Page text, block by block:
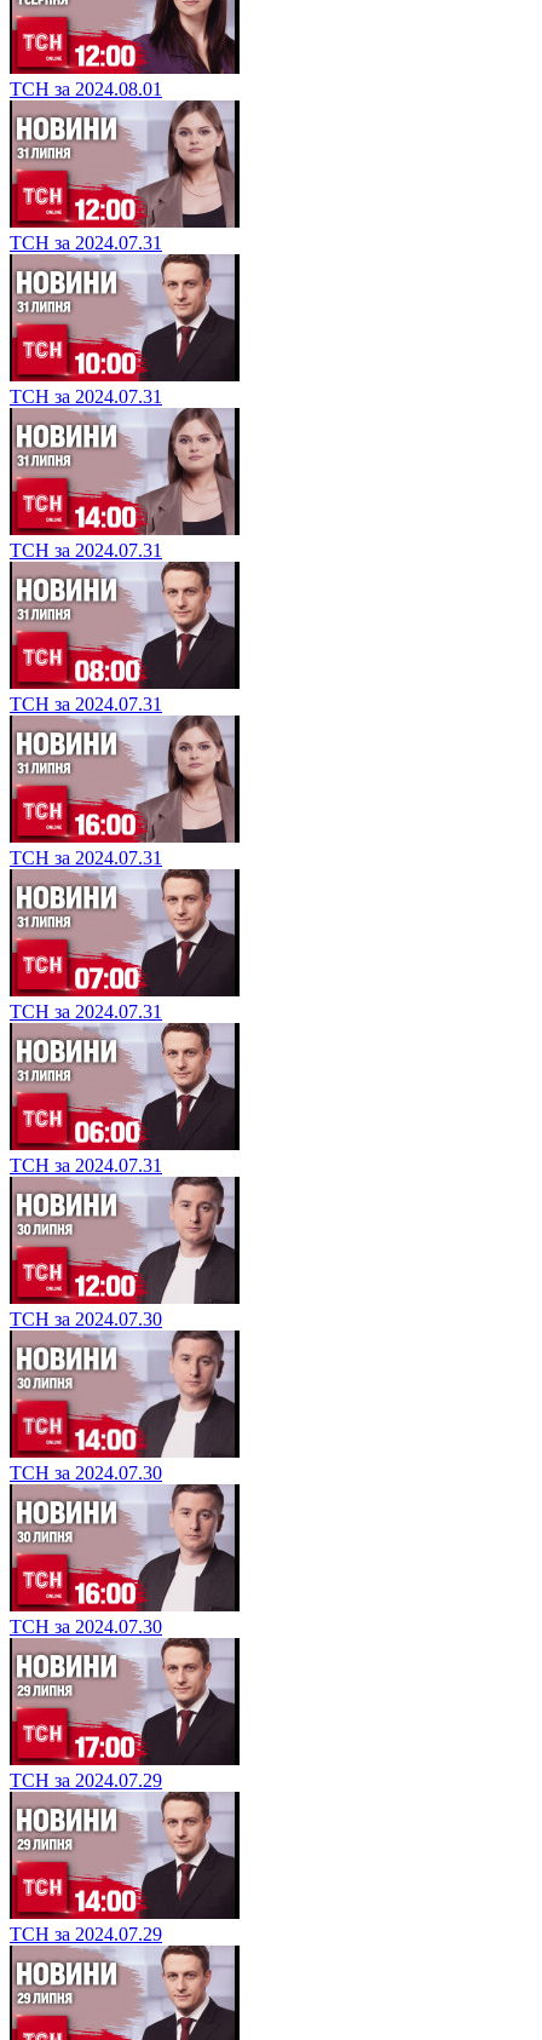
ТСН за 2024.08.01
ТСН за 2024.07.31
ТСН за 2024.07.31
ТСН за 2024.07.31
ТСН за 2024.07.31
ТСН за 2024.07.31
ТСН за 2024.07.31
ТСН за 2024.07.31
ТСН за 2024.07.30
ТСН за 2024.07.30
ТСН за 2024.07.30
ТСН за 2024.07.29
ТСН за 2024.07.29